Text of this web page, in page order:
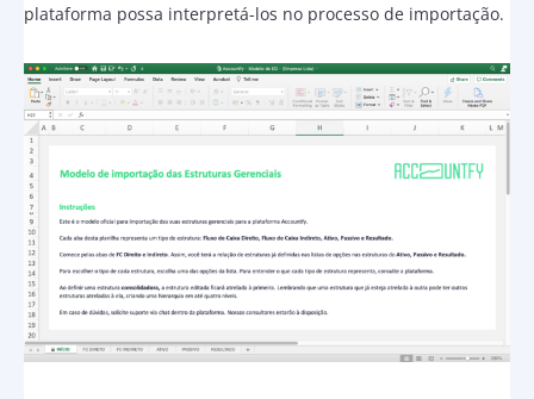
plataforma possa interpretá-los no processo de importação.